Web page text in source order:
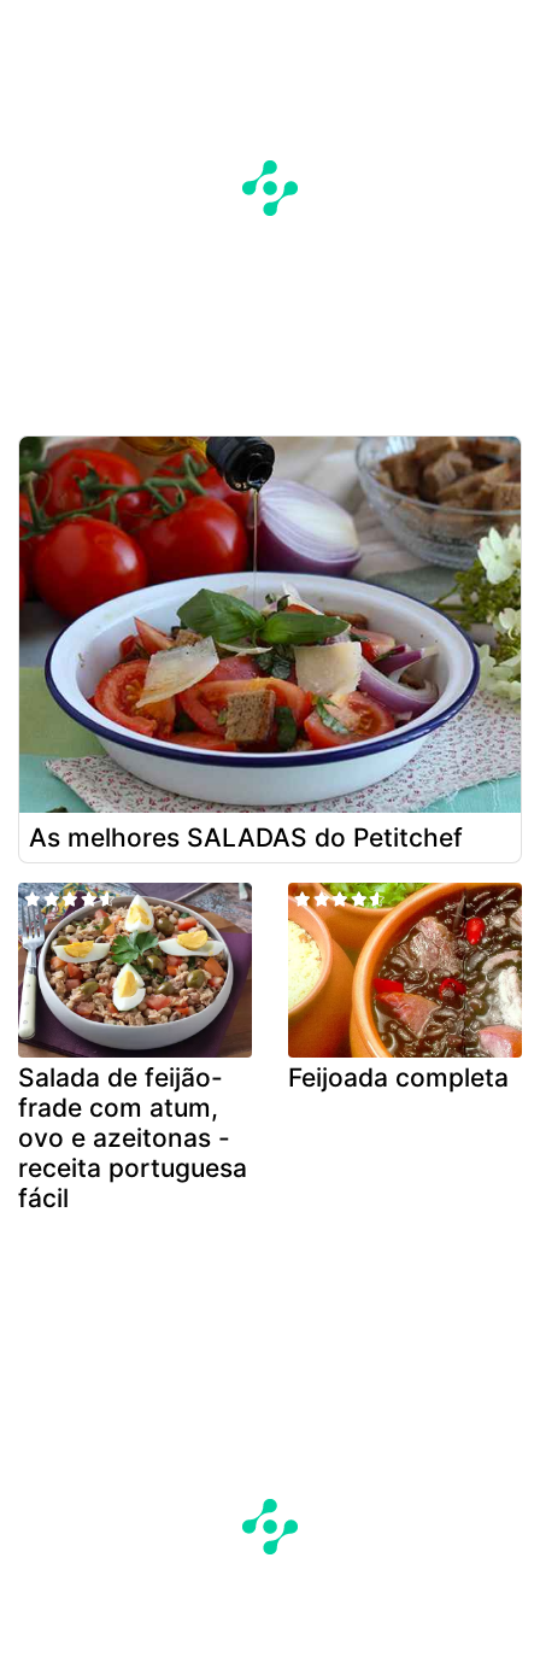
As melhores SALADAS do Petitchef
Salada de feijão-
frade com atum,
ovo e azeitonas -
receita portuguesa
fácil
Feijoada completa